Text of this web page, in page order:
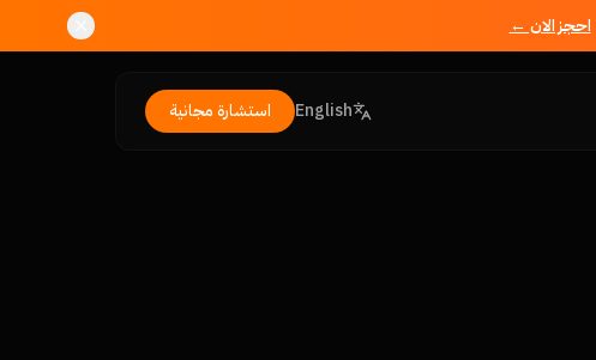
احجز الان ←
English استشارة مجانية